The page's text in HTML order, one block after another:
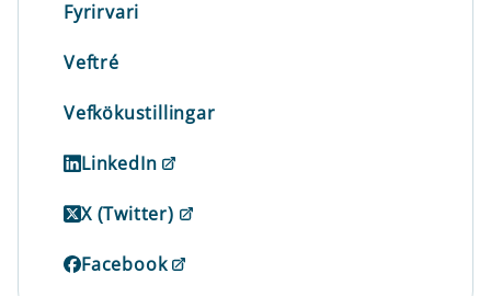
Fyrirvari
Veftré
Vefkökustillingar
LinkedIn
X (Twitter)
Facebook